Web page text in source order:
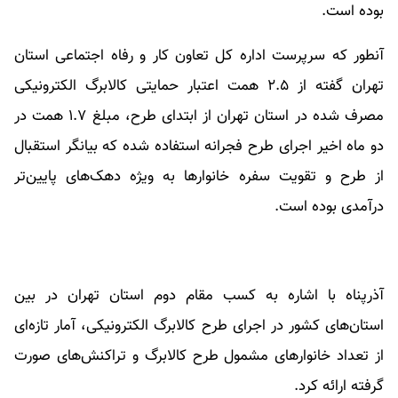
بوده است.
آنطور که سرپرست اداره کل تعاون کار و رفاه اجتماعی استان
تهران گفته از ٢.۵ همت اعتبار حمایتی کالابرگ الکترونیکی
مصرف شده در استان تهران از ابتدای طرح، مبلغ ١.۷ همت در
دو ماه اخیر اجرای طرح فجرانه استفاده شده که بیانگر استقبال
از طرح و تقویت سفره خانوارها به ویژه دهک‌های پایین‌تر
درآمدی بوده است.
آذرپناه با اشاره به کسب مقام دوم استان تهران در بین
استان‌های کشور در اجرای طرح کالابرگ الکترونیکی، آمار تازه‌ای
از تعداد خانوارهای مشمول طرح کالابرگ و تراکنش‌های صورت
گرفته ارائه کرد.